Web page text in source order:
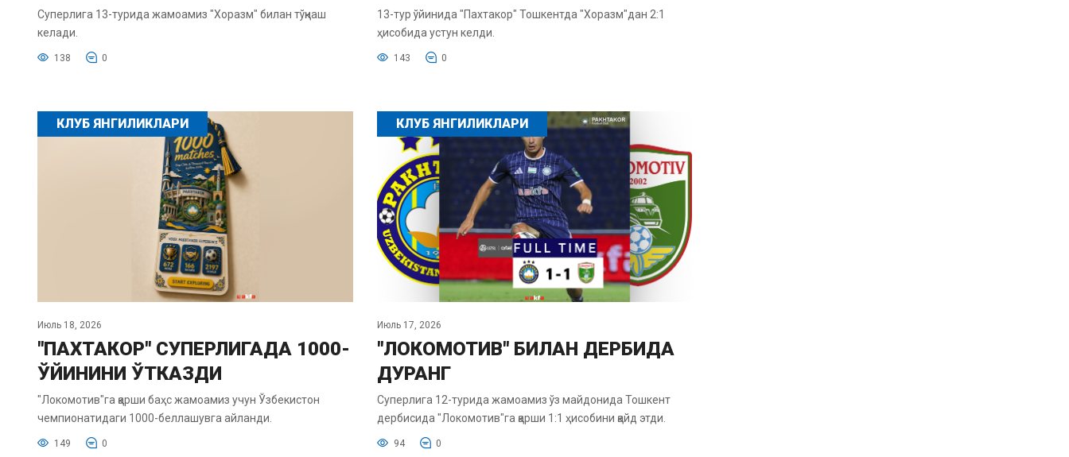
13-тур ўйинида "Пахтакор" Тошкентда "Хоразм"дан 2:1
ҳисобида устун келди.
143 0
Суперлига 13-турида жамоамиз "Хоразм" билан тўқнаш
келади.
138 0
КЛУБ ЯНГИЛИКЛАРИ
Июль 18, 2026
"ПАХТАКОР" СУПЕРЛИГАДА 1000-
ЎЙИНИНИ ЎТКАЗДИ
"Локомотив"га қарши баҳс жамоамиз учун Ўзбекистон
чемпионатидаги 1000-беллашувга айланди.
149 0
КЛУБ ЯНГИЛИКЛАРИ
Июль 17, 2026
"ЛОКОМОТИВ" БИЛАН ДЕРБИДА
ДУРАНГ
Суперлига 12-турида жамоамиз ўз майдонида Тошкент
дербисида "Локомотив"га қарши 1:1 ҳисобини қайд этди.
94 0